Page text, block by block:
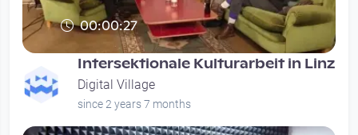
00:00:27
Intersektionale Kulturarbeit in Linz
Digital Village
since 2 years 7 months